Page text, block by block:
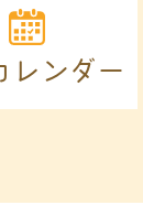
レンダー